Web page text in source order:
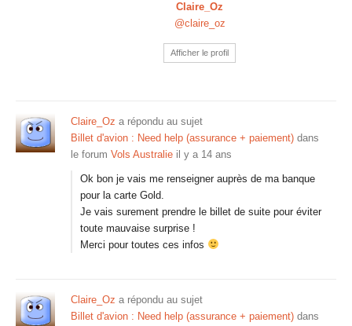
Claire_Oz
@claire_oz
Afficher le profil
Claire_Oz a répondu au sujet
Billet d'avion : Need help (assurance + paiement) dans
le forum Vols Australie il y a 14 ans
Ok bon je vais me renseigner auprès de ma banque
pour la carte Gold.
Je vais surement prendre le billet de suite pour éviter
toute mauvaise surprise !
Merci pour toutes ces infos
Claire_Oz a répondu au sujet
Billet d'avion : Need help (assurance + paiement) dans